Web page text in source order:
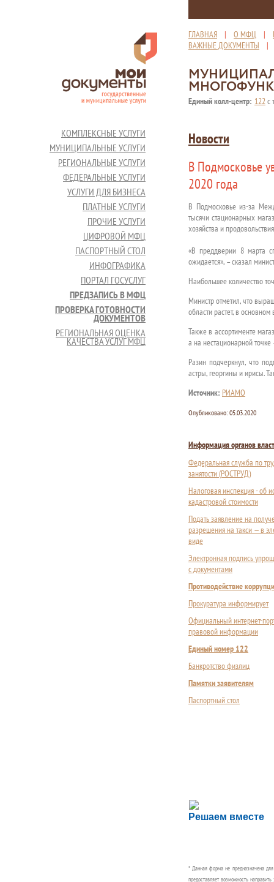
ГЛАВНАЯ | О МФЦ |
ВАЖНЫЕ ДОКУМЕНТЫ
Единый колл-центр: 122с
КОМПЛЕКСНЫЕ УСЛУГИ
МУНИЦИПАЛЬНЫЕ УСЛУГИ
РЕГИОНАЛЬНЫЕ УСЛУГИ
ФЕДЕРАЛЬНЫЕ УСЛУГИ
УСЛУГИ ДЛЯ БИЗНЕСА
ПЛАТНЫЕ УСЛУГИ
ПРОЧИЕ УСЛУГИ
ЦИФРОВОЙ МФЦ
ПАСПОРТНЫЙ СТОЛ
ИНФОГРАФИКА
ПОРТАЛ ГОСУСЛУГ
ПРЕДЗАПИСЬ В МФЦ
ПРОВЕРКА ГОТОВНОСТИ
ДОКУМЕНТОВ
РЕГИОНАЛЬНАЯ ОЦЕНКА
КАЧЕСТВА УСЛУГ МФЦ
Новости
В Подмосковье
2020 года
В Подмосковье из-за
тысячи стационарных
хозяйства и
«В преддверии 8 марта
ожидается», – сказал
Наибольшее количество
Министр отметил, что
области растет, в основном
Также в ассортименте
а на нестационарной точке
Разин подчеркнул, что
астры, георгины и ирисы.
Источник: РИАМО
Опубликовано: 05.03.2020
Информация органов
Федеральная служба по
занятости (РОСТРУД)
Налоговая инспекция - об
кадастровой стоимости
Подать заявление на
разрешения на такси — в
виде
Электронная подпись
с документами
Противодействие
Прокуратура информирует
Официальный интернет-
правовой информации
Единый номер 122
Банкротство физлиц
Памятки заявителям
Паспортный стол
Решаем вместе
Сложности с
Сообщите об этом
* Данная форма не предназначена
предоставляет возможность